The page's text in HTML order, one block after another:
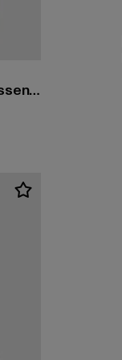
The Seagull Sneakers Kids Basic Essential Hoody